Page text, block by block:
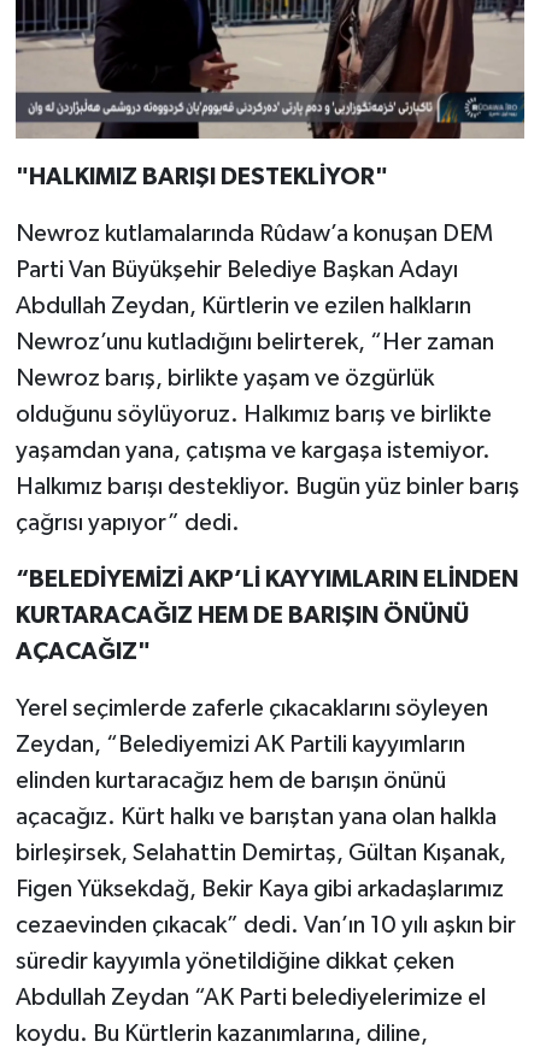
"HALKIMIZ BARIŞI DESTEKLİYOR"
Newroz kutlamalarında Rûdaw’a konuşan DEM
Parti Van Büyükşehir Belediye Başkan Adayı
Abdullah Zeydan, Kürtlerin ve ezilen halkların
Newroz’unu kutladığını belirterek, “Her zaman
Newroz barış, birlikte yaşam ve özgürlük
olduğunu söylüyoruz. Halkımız barış ve birlikte
yaşamdan yana, çatışma ve kargaşa istemiyor.
Halkımız barışı destekliyor. Bugün yüz binler barış
çağrısı yapıyor” dedi.
“BELEDİYEMİZİ AKP’Lİ KAYYIMLARIN ELİNDEN
KURTARACAĞIZ HEM DE BARIŞIN ÖNÜNÜ
AÇACAĞIZ"
Yerel seçimlerde zaferle çıkacaklarını söyleyen
Zeydan, “Belediyemizi AK Partili kayyımların
elinden kurtaracağız hem de barışın önünü
açacağız. Kürt halkı ve barıştan yana olan halkla
birleşirsek, Selahattin Demirtaş, Gültan Kışanak,
Figen Yüksekdağ, Bekir Kaya gibi arkadaşlarımız
cezaevinden çıkacak” dedi. Van’ın 10 yılı aşkın bir
süredir kayyımla yönetildiğine dikkat çeken
Abdullah Zeydan “AK Parti belediyelerimize el
koydu. Bu Kürtlerin kazanımlarına, diline,